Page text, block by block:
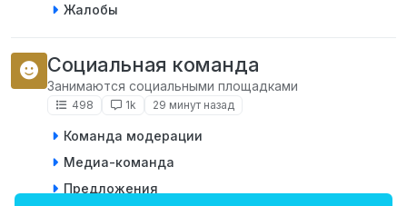
Жалобы
Социальная команда
Занимаются социальными площадками
498 1k 29 минут назад
Команда модерации
Медиа-команда
Предложения